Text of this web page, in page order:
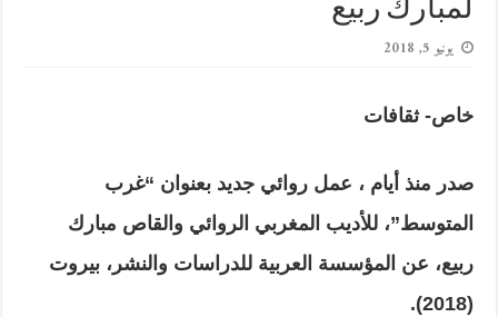
لمبارك ربيع
يونيو 5, 2018
خاص- ثقافات
صدر منذ أيام ، عمل روائي جديد بعنوان “غرب
المتوسط”، للأديب المغربي الروائي والقاص مبارك
ربيع، عن المؤسسة العربية للدراسات والنشر، بيروت
(2018).